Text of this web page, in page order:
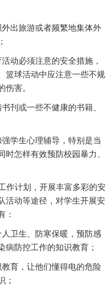
出旅游或者频繁地集体外
动必须注意的安全措施，
篮球活动中应注意一些不规
伤害。
刊或一些不健康的书籍、
学生心理辅导，特别是当
怎样有效预防校园暴力、
作计划，开展丰富多彩的安
活动等途径，对学生开展安
：
人卫生、防寒保暖，预防感
病防控工作的知识教育；
教育，让他们懂得电的危险
；